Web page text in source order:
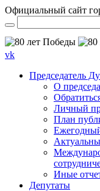
Официальный сайт
vk
Председатель
О
Личный
План
Иные
Депутаты